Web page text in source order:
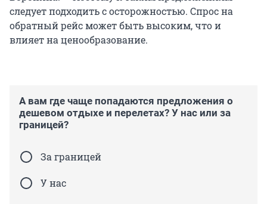
следует подходить с осторожностью. Спрос на
обратный рейс может быть высоким, что и
влияет на ценообразование.
А вам где чаще попадаются предложения о
дешевом отдыхе и перелетах? У нас или за
границей?
За границей
У нас